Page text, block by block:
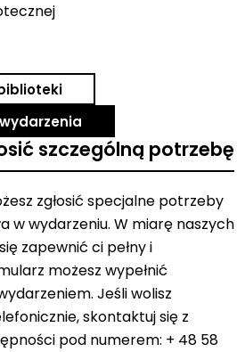
szczególną potrzebę
zgłosić specjalne potrzeby
w wydarzeniu. W miarę naszych
zapewnić ci pełny i
możesz wypełnić
Jeśli wolisz
skontaktuj się z
pod numerem: + 48 58